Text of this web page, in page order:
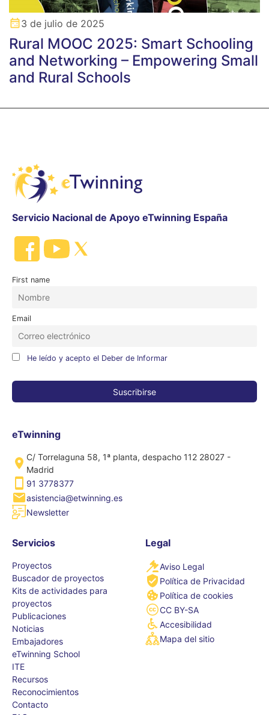
3 de julio de 2025
Rural MOOC 2025: Smart Schooling
and Networking – Empowering Small
and Rural Schools
Servicio Nacional de Apoyo eTwinning España
First name
Email
He leído y acepto el Deber de Informar
eTwinning
C/ Torrelaguna 58, 1ª planta, despacho 112 28027 -
Madrid
91 3778377
asistencia@etwinning.es
Newsletter
Servicios
Proyectos
Buscador de proyectos
Kits de actividades para
proyectos
Publicaciones
Noticias
Embajadores
eTwinning School
ITE
Recursos
Reconocimientos
Contacto
Legal
Aviso Legal
Política de Privacidad
Política de cookies
CC BY-SA
Accesibilidad
Mapa del sitio